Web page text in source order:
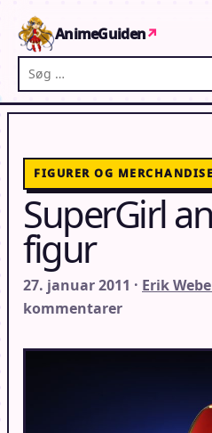
AnimeGuiden↗
Søg på AnimeGuiden
FIGURER OG MERCHANDISE
SuperGirl
figur
27. januar 2011 · Erik
kommentarer